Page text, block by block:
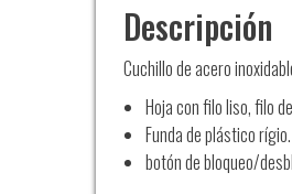
Descripción
Cuchillo de acero
Hoja con filo liso, filo
Funda de plástico rígio.
botón de bloqueo/